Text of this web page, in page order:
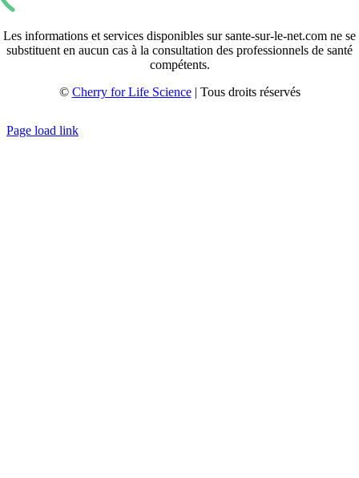
Les informations et services disponibles sur sante-sur-le-net.com ne se
substituent en aucun cas à la consultation des professionnels de santé
compétents.
© Cherry for Life Science| Tous droits réservés
Page load link